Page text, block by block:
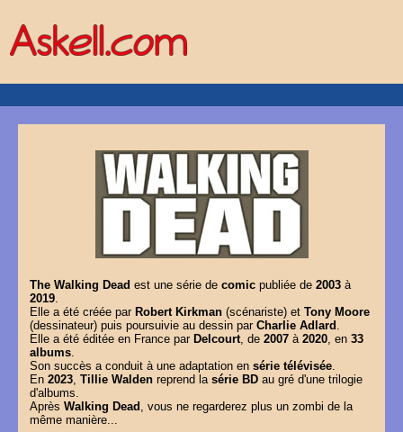
The Walking Dead est une série de comicpubliée de 2003à
2019.
Elle a été créée par Robert Kirkman(scénariste) et Tony Moore
(dessinateur) puis poursuivie au dessin par Charlie Adlard
Elle a été éditée en France par Delcourt, de 2007à 2020, en 33
albums.
Son succès a conduit à une adaptation en série télévisée.
En 2023, Tillie Waldenreprend la série BDau gré d'une trilogie
d'albums.
Après Walking Dead
, vous ne regarderez plus un zombi de la
même manière...